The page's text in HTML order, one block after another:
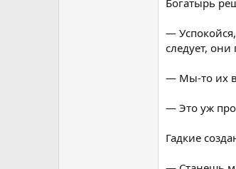
Богатырь
—
следует,
— Мы-то их
— Это уж
Гадкие